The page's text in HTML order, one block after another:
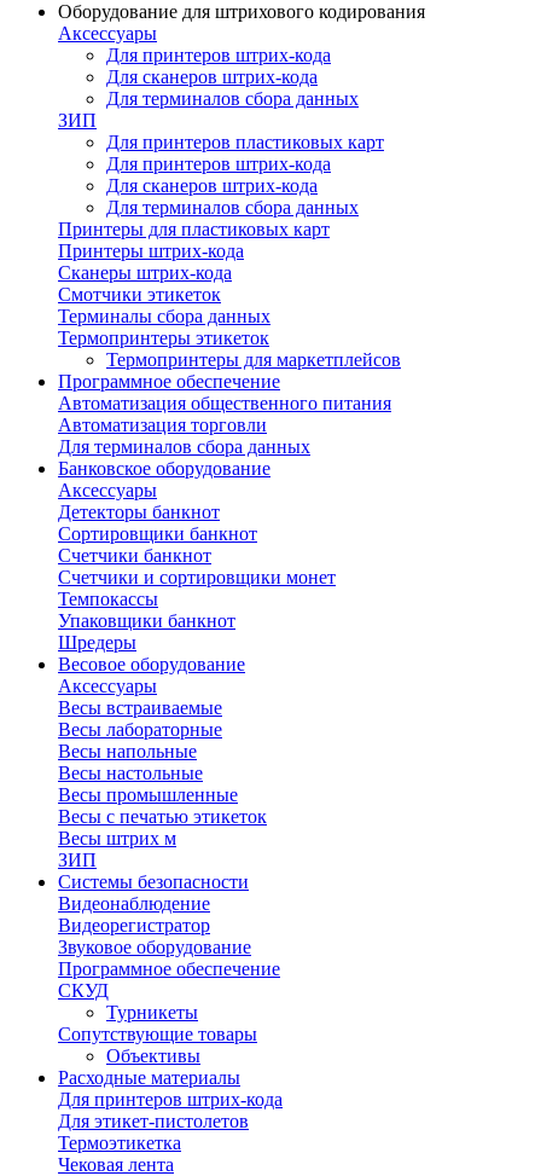
Оборудование для штрихового кодирования
Аксессуары
Для принтеров штрих-кода
Для сканеров штрих-кода
Для терминалов сбора данных
ЗИП
Для принтеров пластиковых карт
Для принтеров штрих-кода
Для сканеров штрих-кода
Для терминалов сбора данных
Принтеры для пластиковых карт
Принтеры штрих-кода
Сканеры штрих-кода
Смотчики этикеток
Терминалы сбора данных
Термопринтеры этикеток
Термопринтеры для маркетплейсов
Программное обеспечение
Автоматизация общественного питания
Автоматизация торговли
Для терминалов сбора данных
Банковское оборудование
Аксессуары
Детекторы банкнот
Сортировщики банкнот
Счетчики банкнот
Счетчики и сортировщики монет
Темпокассы
Упаковщики банкнот
Шредеры
Весовое оборудование
Аксессуары
Весы встраиваемые
Весы лабораторные
Весы напольные
Весы настольные
Весы промышленные
Весы с печатью этикеток
Весы штрих м
ЗИП
Системы безопасности
Видеонаблюдение
Видеорегистратор
Звуковое оборудование
Программное обеспечение
СКУД
Турникеты
Сопутствующие товары
Объективы
Расходные материалы
Для принтеров штрих-кода
Для этикет-пистолетов
Термоэтикетка
Чековая лента